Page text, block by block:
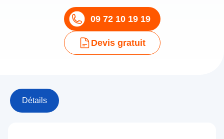
09 72 10 19 19
Devis gratuit
Détails